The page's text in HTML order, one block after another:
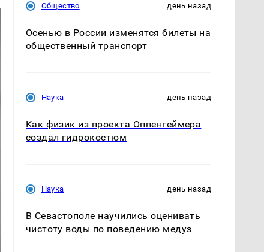
Общество день назад
Осенью в России изменятся билеты на
общественный транспорт
Наука день назад
Как физик из проекта Оппенгеймера
создал гидрокостюм
Наука день назад
В Севастополе научились оценивать
чистоту воды по поведению медуз